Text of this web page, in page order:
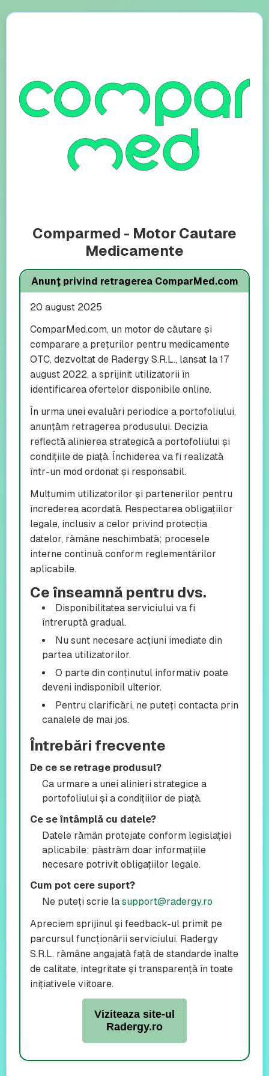
Comparmed - Motor Cautare
Medicamente
Anunț privind retragerea ComparMed.com
20 august 2025
ComparMed.com, un motor de căutare și
comparare a prețurilor pentru medicamente
OTC, dezvoltat de Radergy S.R.L., lansat la 17
august 2022, a sprijinit utilizatorii în
identificarea ofertelor disponibile online.
În urma unei evaluări periodice a portofoliului,
anunțăm retragerea produsului. Decizia
reflectă alinierea strategică a portofoliului și
condițiile de piață. Închiderea va fi realizată
într-un mod ordonat și responsabil.
Mulțumim utilizatorilor și partenerilor pentru
încrederea acordată. Respectarea obligațiilor
legale, inclusiv a celor privind protecția
datelor, rămâne neschimbată; procesele
interne continuă conform reglementărilor
aplicabile.
Ce înseamnă pentru dvs.
Disponibilitatea serviciului va fi
întreruptă gradual.
Nu sunt necesare acțiuni imediate din
partea utilizatorilor.
O parte din conținutul informativ poate
deveni indisponibil ulterior.
Pentru clarificări, ne puteți contacta prin
canalele de mai jos.
Întrebări frecvente
De ce se retrage produsul?
Ca urmare a unei alinieri strategice a
portofoliului și a condițiilor de piață.
Ce se întâmplă cu datele?
Datele rămân protejate conform legislației
aplicabile; păstrăm doar informațiile
necesare potrivit obligațiilor legale.
Cum pot cere suport?
Ne puteți scrie la support@radergy.ro
Apreciem sprijinul și feedback-ul primit pe
parcursul funcționării serviciului. Radergy
S.R.L. rămâne angajată față de standarde înalte
de calitate, integritate și transparență în toate
inițiativele viitoare.
Viziteaza site-ul
Radergy.ro